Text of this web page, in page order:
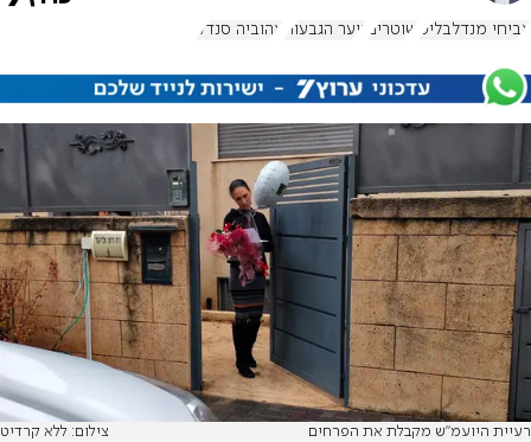
אביחי מנדלבליט שוטרים נוער הגבעות אהוביה סנדק
רעיית היועמ"ש מקבלת את הפרחים צילום: ללא קרדיט